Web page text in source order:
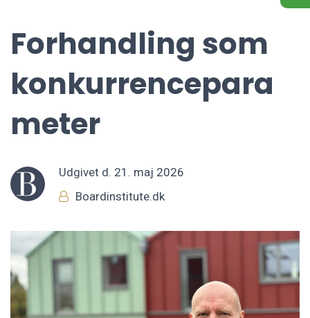
Forhandling som
konkurrencepara
meter
Udgivet d. 21. maj 2026
Boardinstitute.dk